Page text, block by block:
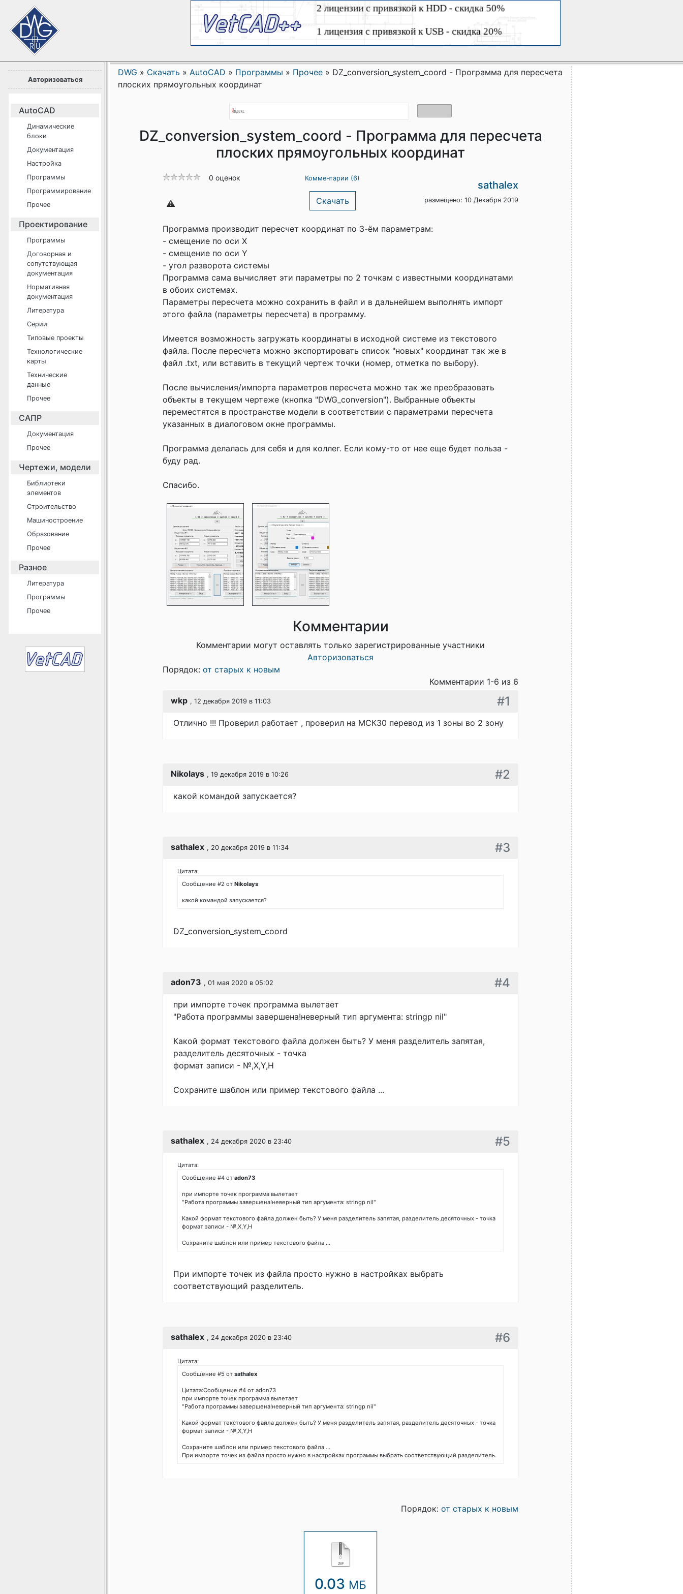
Авторизоваться
AutoCAD
Динамические
блоки
Документация
Настройка
Программы
Программирование
Прочее
Проектирование
Программы
Договорная и
сопутствующая
документация
Нормативная
документация
Литература
Серии
Типовые проекты
Технологические
карты
Технические
данные
Прочее
САПР
Документация
Прочее
Чертежи, модели
Библиотеки
элементов
Строительство
Машиностроение
Образование
Прочее
Разное
Литература
Программы
Прочее
DWG » Скачать » AutoCAD » Программы » Прочее » DZ_conversion_system_coord - Программа для пересчета
плоских прямоугольных координат
DZ_conversion_system_coord - Программа для пересчета
плоских прямоугольных координат
0 оценок Комментарии (6)
Скачать
sathalex
размещено: 10 Декабря 2019
Программа производит пересчет координат по 3-ём параметрам:
- смещение по оси X
- смещение по оси Y
- угол разворота системы
Программа сама вычисляет эти параметры по 2 точкам с известными координатами
в обоих системах.
Параметры пересчета можно сохранить в файл и в дальнейшем выполнять импорт
этого файла (параметры пересчета) в программу.
Имеется возможность загружать координаты в исходной системе из текстового
файла. После пересчета можно экспортировать список "новых" координат так же в
файл .txt, или вставить в текущий чертеж точки (номер, отметка по выбору).
После вычисления/импорта параметров пересчета можно так же преобразовать
объекты в текущем чертеже (кнопка "DWG_conversion"). Выбранные объекты
переместятся в пространстве модели в соответствии с параметрами пересчета
указанных в диалоговом окне программы.
Программа делалась для себя и для коллег. Если кому-то от нее еще будет польза -
буду рад.
Спасибо.
Комментарии
Комментарии могут оставлять только зарегистрированные участники
Авторизоваться
Порядок: от старых к новым
Комментарии 1-6 из 6
wkp , 12 декабря 2019 в 11:03 #1
Отлично !!! Проверил работает , проверил на МСК30 перевод из 1 зоны во 2 зону
Nikolays , 19 декабря 2019 в 10:26 #2
какой командой запускается?
sathalex , 20 декабря 2019 в 11:34 #3
Цитата:
Сообщение #2 от Nikolays
какой командой запускается?
DZ_conversion_system_coord
adon73 , 01 мая 2020 в 05:02 #4
при импорте точек программа вылетает
"Работа программы завершена!неверный тип аргумента: stringp nil"
Какой формат текстового файла должен быть? У меня разделитель запятая,
разделитель десяточных - точка
формат записи - №,Х,Y,H
Сохраните шаблон или пример текстового файла ...
sathalex , 24 декабря 2020 в 23:40 #5
Цитата:
Сообщение #4 от adon73
при импорте точек программа вылетает
"Работа программы завершена!неверный тип аргумента: stringp nil"
Какой формат текстового файла должен быть? У меня разделитель запятая, разделитель десяточных - точка
формат записи - №,Х,Y,H
Сохраните шаблон или пример текстового файла ...
При импорте точек из файла просто нужно в настройках выбрать
соответствующий разделитель.
sathalex , 24 декабря 2020 в 23:40 #6
Цитата:
Сообщение #5 от sathalex
Цитата:Сообщение #4 от adon73
при импорте точек программа вылетает
"Работа программы завершена!неверный тип аргумента: stringp nil"
Какой формат текстового файла должен быть? У меня разделитель запятая, разделитель десяточных - точка
формат записи - №,Х,Y,H
Сохраните шаблон или пример текстового файла ...
При импорте точек из файла просто нужно в настройках программы выбрать соответствующий разделитель.
Порядок: от старых к новым
0.03 МБ